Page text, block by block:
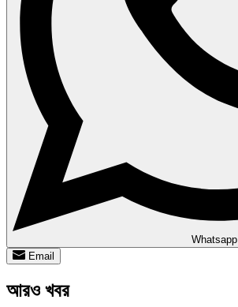
Whatsapp
Email
আরও খবর